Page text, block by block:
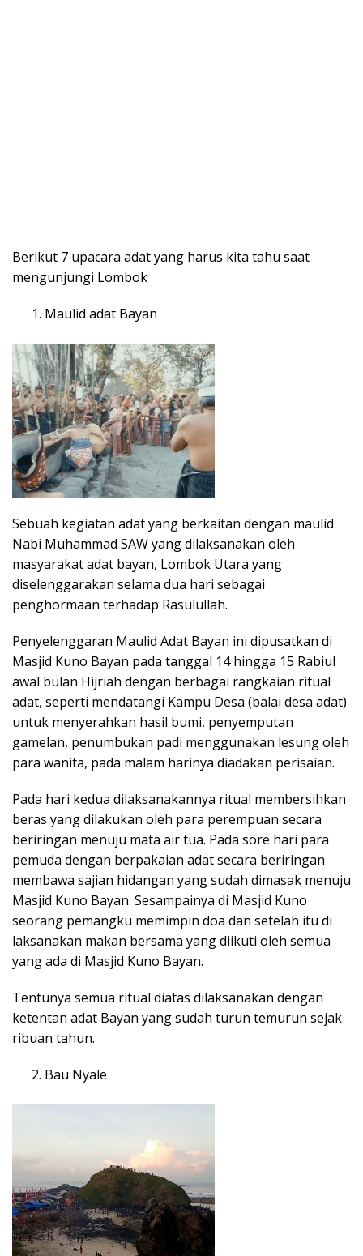
Berikut 7 upacara adat yang harus kita tahu saat
mengunjungi Lombok
Maulid adat Bayan
Sebuah kegiatan adat yang berkaitan dengan maulid
Nabi Muhammad SAW yang dilaksanakan oleh
masyarakat adat bayan, Lombok Utara yang
diselenggarakan selama dua hari sebagai
penghormaan terhadap Rasulullah.
Penyelenggaran Maulid Adat Bayan ini dipusatkan di
Masjid Kuno Bayan pada tanggal 14 hingga 15 Rabiul
awal bulan Hijriah dengan berbagai rangkaian ritual
adat, seperti mendatangi Kampu Desa (balai desa adat)
untuk menyerahkan hasil bumi, penyemputan
gamelan, penumbukan padi menggunakan lesung oleh
para wanita, pada malam harinya diadakan perisaian.
Pada hari kedua dilaksanakannya ritual membersihkan
beras yang dilakukan oleh para perempuan secara
beriringan menuju mata air tua. Pada sore hari para
pemuda dengan berpakaian adat secara beriringan
membawa sajian hidangan yang sudah dimasak menuju
Masjid Kuno Bayan. Sesampainya di Masjid Kuno
seorang pemangku memimpin doa dan setelah itu di
laksanakan makan bersama yang diikuti oleh semua
yang ada di Masjid Kuno Bayan.
Tentunya semua ritual diatas dilaksanakan dengan
ketentan adat Bayan yang sudah turun temurun sejak
ribuan tahun.
Bau Nyale